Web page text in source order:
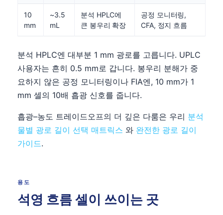
10
mm
~3.5
mL
분석 HPLC에
큰 봉우리 확장
공정 모니터링,
CFA, 정지 흐름
분석 HPLC엔 대부분 1 mm 광로를 고릅니다. UPLC
사용자는 흔히 0.5 mm로 갑니다. 봉우리 분해가 중
요하지 않은 공정 모니터링이나 FIA엔, 10 mm가 1
mm 셀의 10배 흡광 신호를 줍니다.
흡광–농도 트레이드오프의 더 깊은 다룸은 우리 분석
물별 광로 길이 선택 매트릭스 와 완전한 광로 길이
가이드.
용도
석영 흐름 셀이 쓰이는 곳